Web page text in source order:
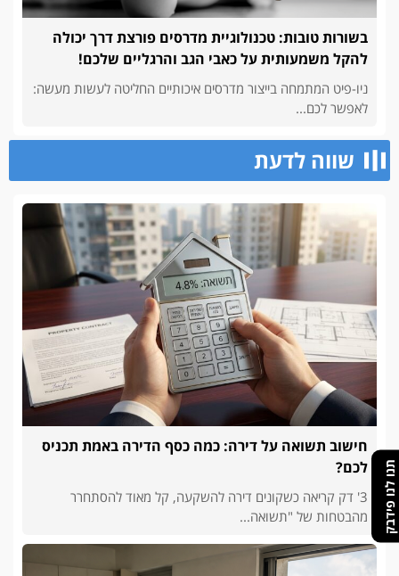
תנו לנו פידבק
בשורות טובות: טכנולוגיית מדרסים פורצת דרך יכולה
להקל משמעותית על כאבי הגב והרגליים שלכם!
ניו-פיט המתמחה בייצור מדרסים איכותיים החליטה לעשות מעשה:
לאפשר לכם...
שווה לדעת
חישוב תשואה על דירה: כמה כסף הדירה באמת תכניס
לכם?
3' דק קריאה כשקונים דירה להשקעה, קל מאוד להסתחרר
מהבטחות של "תשואה...